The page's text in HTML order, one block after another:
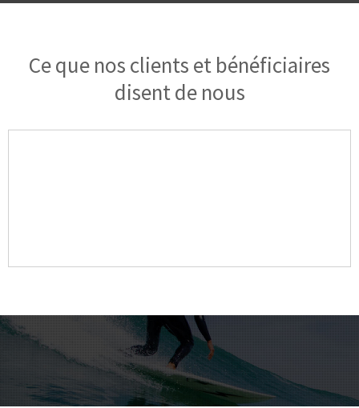
Ce que nos clients et bénéficiaires
disent de nous